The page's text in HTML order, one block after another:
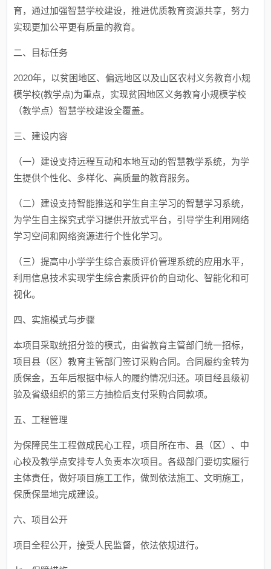
育，通过加强智慧学校建设，推进优质教育资源共享，努力
实现更加公平更有质量的教育。
二、目标任务
2020年，以贫困地区、偏远地区以及山区农村义务教育小规
模学校(教学点)为重点，实现贫困地区义务教育小规模学校
（教学点）智慧学校建设全覆盖。
三、建设内容
（一）建设支持远程互动和本地互动的智慧教学系统，为学
生提供个性化、多样化、高质量的教育服务。
（二）建设支持智能推送和学生自主学习的智慧学习系统，
为学生自主探究式学习提供开放式平台，引导学生利用网络
学习空间和网络资源进行个性化学习。
（三）提高中小学学生综合素质评价管理系统的应用水平，
利用信息技术实现学生综合素质评价的自动化、智能化和可
视化。
四、实施模式与步骤
本项目采取统招分签的模式，由省教育主管部门统一招标，
项目县（区）教育主管部门签订采购合同。合同履约金转为
质保金，五年后根据中标人的履约情况归还。项目经县级初
验及省级组织的第三方抽检后支付采购合同款项。
五、工程管理
为保障民生工程做成民心工程，项目所在市、县（区）、中
心校及教学点安排专人负责本次项目。各级部门要切实履行
主体责任，做好项目施工工作，做到依法施工、文明施工，
保质保量地完成建设。
六、项目公开
项目全程公开，接受人民监督，依法依规进行。